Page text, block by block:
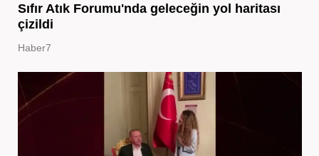
Sıfır Atık Forumu'nda geleceğin yol haritası
çizildi
Haber7